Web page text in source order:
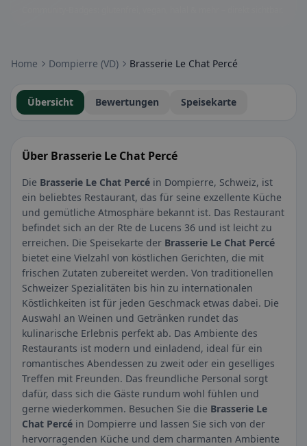
Home Dompierre (VD) Brasserie Le Chat Percé
Übersicht Bewertungen Speisekarte
Über Brasserie Le Chat Percé
Die Brasserie Le Chat Percé in Dompierre, Schweiz, ist
ein beliebtes Restaurant, das für seine exzellente Küche
und gemütliche Atmosphäre bekannt ist. Das Restaurant
befindet sich an der Rte de Lucens 36 und ist leicht zu
erreichen. Die Speisekarte der Brasserie Le Chat Percé
bietet eine Vielzahl von köstlichen Gerichten, die mit
frischen Zutaten zubereitet werden. Von traditionellen
Schweizer Spezialitäten bis hin zu internationalen
Köstlichkeiten ist für jeden Geschmack etwas dabei. Die
Auswahl an Weinen und Getränken rundet das
kulinarische Erlebnis perfekt ab. Das Ambiente des
Restaurants ist modern und einladend, ideal für ein
romantisches Abendessen zu zweit oder ein geselliges
Treffen mit Freunden. Das freundliche Personal sorgt
dafür, dass sich die Gäste rundum wohl fühlen und
gerne wiederkommen. Besuchen Sie die Brasserie Le
Chat Percé in Dompierre und lassen Sie sich von der
hervorragenden Küche und dem charmanten Ambiente